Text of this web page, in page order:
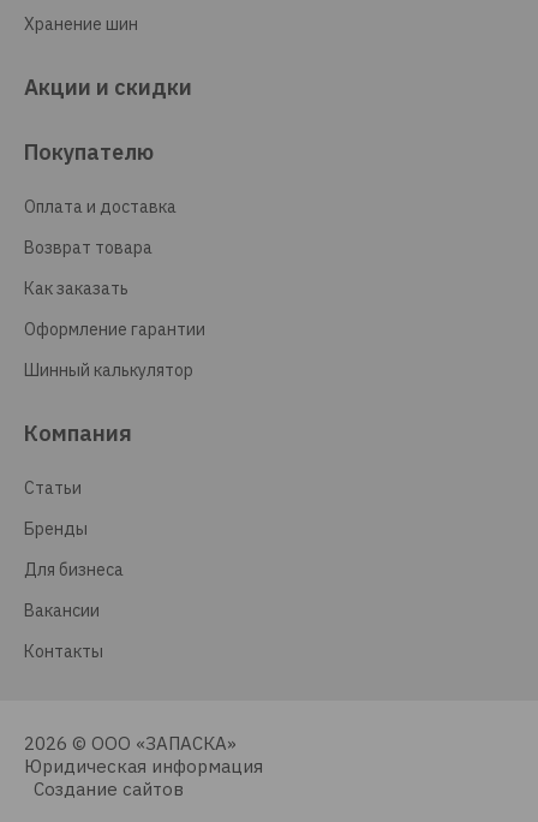
Хранение шин
Акции и скидки
Покупателю
Оплата и доставка
Возврат товара
Как заказать
Оформление гарантии
Шинный калькулятор
Компания
Статьи
Бренды
Для бизнеса
Вакансии
Контакты
2026 © ООО «ЗАПАСКА»
Юридическая информация
Создание сайтов